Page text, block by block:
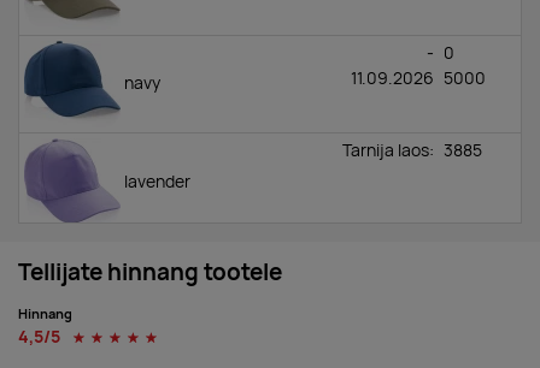
navy
-
11.09.2026
0
5000
lavender
Tarnija laos: 3885
luscious red
Tellijate hinnang tootele
Hinnang
4,5/5 ☆
☆
☆
☆
☆